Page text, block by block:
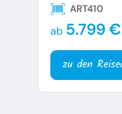
ART410
ab 5.799 €
zu den